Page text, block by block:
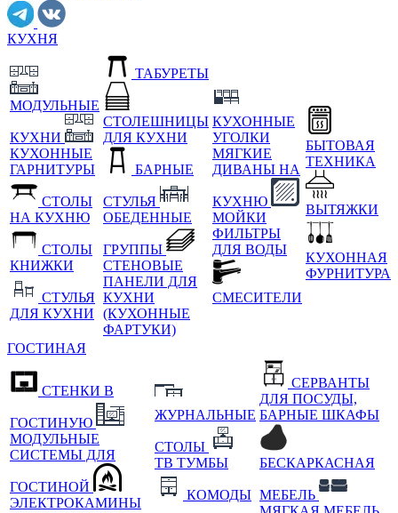
КУХНЯ
МОДУЛЬНЫЕ
КУХНИ
КУХОННЫЕ
ГАРНИТУРЫ
СТОЛЫ
НА КУХНЮ
СТОЛЫ
КНИЖКИ
СТУЛЬЯ
ДЛЯ КУХНИ
ТАБУРЕТЫ
СТОЛЕШНИЦЫ
ДЛЯ КУХНИ
БАРНЫЕ
СТУЛЬЯ
ОБЕДЕННЫЕ
ГРУППЫ
СТЕНОВЫЕ
ПАНЕЛИ ДЛЯ
КУХНИ
(КУХОННЫЕ
ФАРТУКИ)
КУХОННЫЕ
УГОЛКИ
МЯГКИЕ
ДИВАНЫ НА
КУХНЮ
МОЙКИ
ФИЛЬТРЫ
ДЛЯ ВОДЫ
СМЕСИТЕЛИ
БЫТОВАЯ
ТЕХНИКА
ВЫТЯЖКИ
КУХОННАЯ
ФУРНИТУРА
ГОСТИНАЯ
СТЕНКИ В
ГОСТИНУЮ
МОДУЛЬНЫЕ
СИСТЕМЫ ДЛЯ
ГОСТИНОЙ
ЭЛЕКТРОКАМИНЫ
ЖУРНАЛЬНЫЕ
СТОЛЫ
ТВ ТУМБЫ
КОМОДЫ
СЕРВАНТЫ
ДЛЯ ПОСУДЫ,
БАРНЫЕ ШКАФЫ
БЕСКАРКАСНАЯ
МЕБЕЛЬ